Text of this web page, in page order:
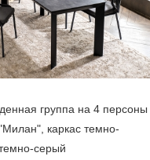
группа на 4 персоны
каркас темно-
серый